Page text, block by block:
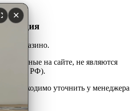
для казино.
на сайте, не являются
427 ГК РФ).
необходимо уточнить у менеджера
×